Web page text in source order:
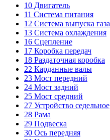
10 Двигатель
11 Система питания
12 Система выпуска газа
13 Система охлаждения
16 Сцепление
17 Коробка передач
18 Раздаточная коробка
22 Карданные валы
23 Мост передний
24 Мост задний
25 Мост средний
27 Устройство седельное
28 Рама
29 Подвеска
30 Ось передняя